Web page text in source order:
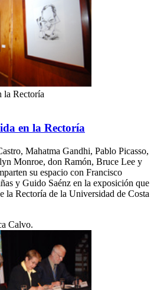
la Rectoría
en la Rectoría
Mahatma Gandhi, Pablo Picasso,
Monroe, don Ramón, Bruce Lee y
su espacio con Francisco
y Guido Saénz en la exposición que
la Rectoría de la Universidad de Costa
Calvo.